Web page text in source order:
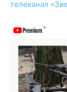
телеканал